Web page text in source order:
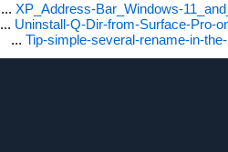
... XP_Address-Bar_Windows-
... Uninstall-Q-Dir-from-Surface-Pro-
... Tip-simple-several-rename-in-